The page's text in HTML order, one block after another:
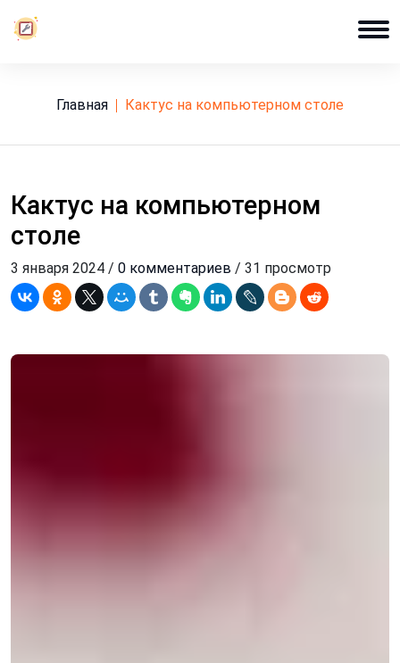
Главная кактус на компьютерном столе
Кактус на компьютерном
столе
3 января 2024 / 0 комментариев / 31 просмотр